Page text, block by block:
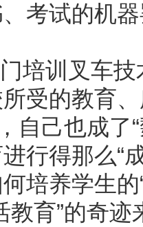
考试的机
培训叉车
受的教育
自己也成
行得那么“
培养学生
教育”的奇